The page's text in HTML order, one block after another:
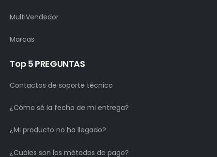
MultiVendedor
Marcas
Top 5 PREGUNTAS
Contactos de soporte técnico
¿Cómo sé la fecha de mi entrega?
¿Mi producto no ha llegado?
¿Cuáles son los métodos de pago?